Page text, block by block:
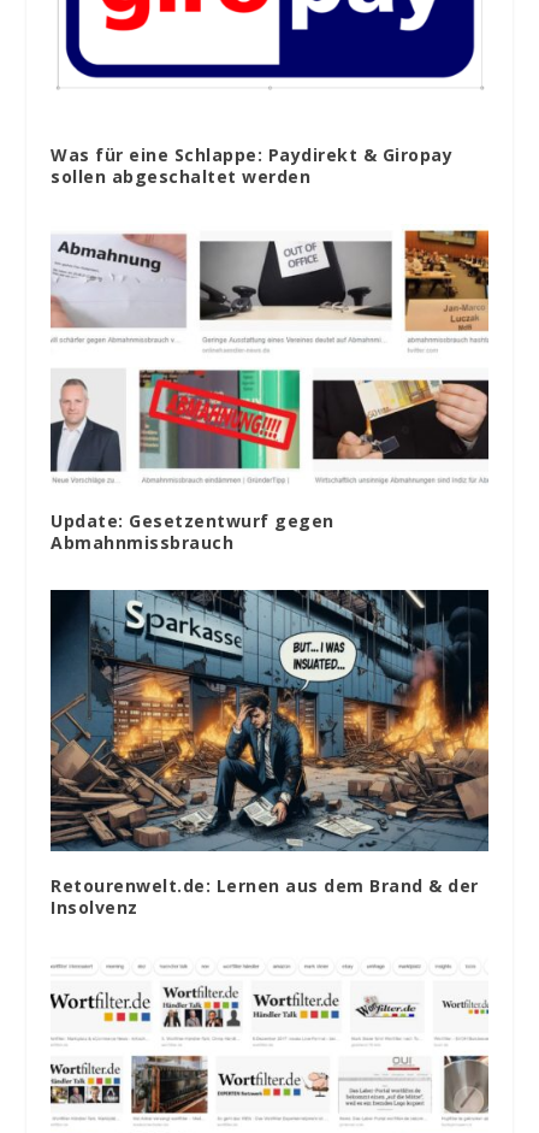
Was für eine Schlappe: Paydirekt & Giropay
sollen abgeschaltet werden
Update: Gesetzentwurf gegen
Abmahnmissbrauch
Retourenwelt.de: Lernen aus dem Brand & der
Insolvenz